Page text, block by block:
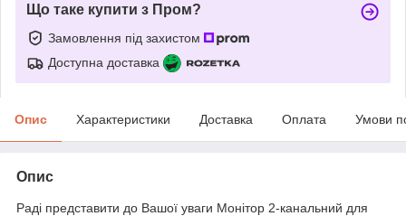
Що таке купити з Пром?
Замовлення під захистом
Доступна доставка
Опис Характеристики Доставка Оплата Умови
Опис
Раді представити до Вашої уваги Монітор 2-канальний для